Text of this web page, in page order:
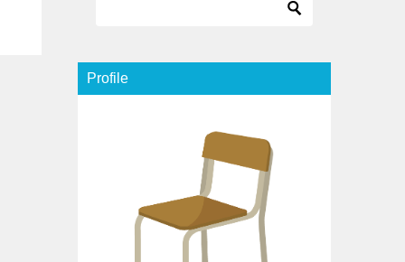
Profile